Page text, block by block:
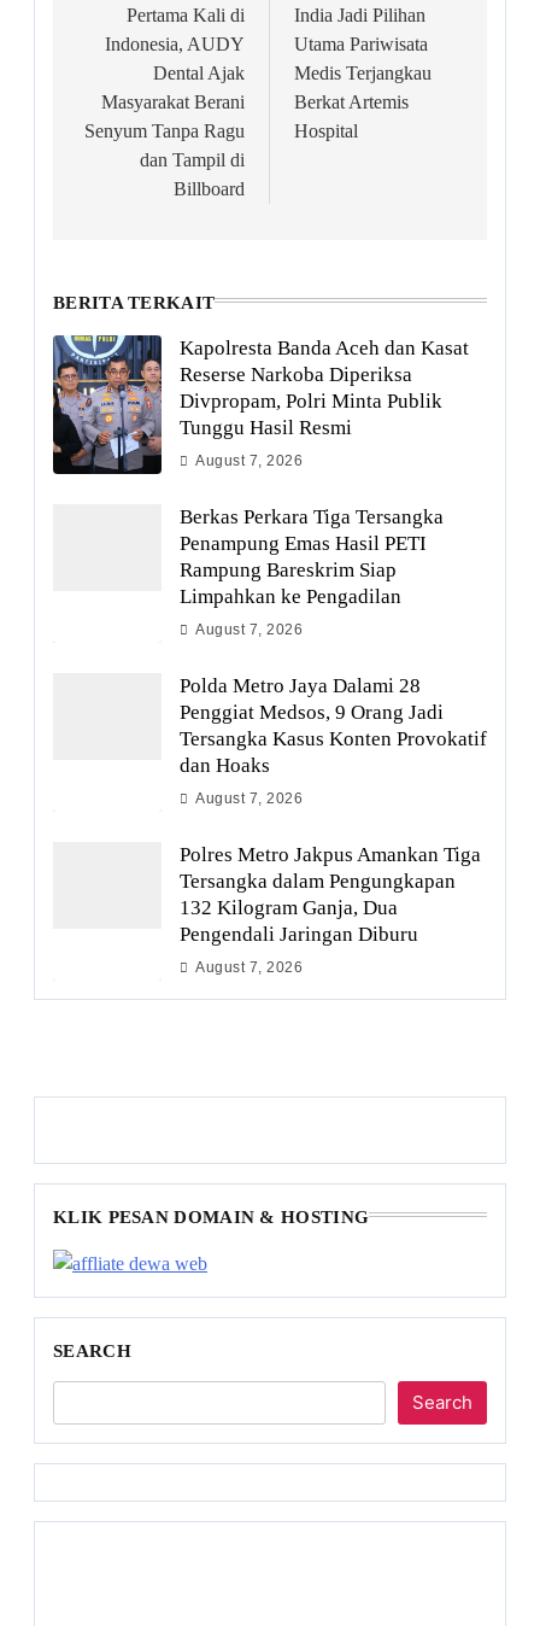
navigation
Pertama Kali di
Indonesia, AUDY
Dental Ajak
Masyarakat Berani
Senyum Tanpa Ragu
dan Tampil di
Billboard
India Jadi Pilihan
Utama Pariwisata
Medis Terjangkau
Berkat Artemis
Hospital
BERITA TERKAIT
Kapolresta Banda Aceh dan Kasat
Reserse Narkoba Diperiksa
Divpropam, Polri Minta Publik
Tunggu Hasil Resmi
August 7, 2026
Berkas Perkara Tiga Tersangka
Penampung Emas Hasil PETI
Rampung Bareskrim Siap
Limpahkan ke Pengadilan
August 7, 2026
Polda Metro Jaya Dalami 28
Penggiat Medsos, 9 Orang Jadi
Tersangka Kasus Konten Provokatif
dan Hoaks
August 7, 2026
Polres Metro Jakpus Amankan Tiga
Tersangka dalam Pengungkapan
132 Kilogram Ganja, Dua
Pengendali Jaringan Diburu
August 7, 2026
KLIK PESAN DOMAIN & HOSTING
SEARCH
Search